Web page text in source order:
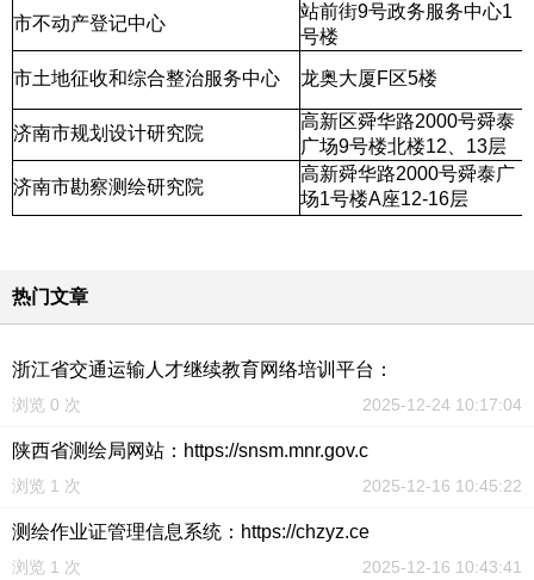
市不动产登记中心
站前街9号政务服务中心1
号楼
市土地征收和综合整治服务中心 龙奥大厦F区5楼
济南市规划设计研究院
高新区舜华路2000号舜泰
广场9号楼北楼12、13层
济南市勘察测绘研究院
高新舜华路2000号舜泰广
场1号楼A座12-16层
热门文章
浙江省交通运输人才继续教育网络培训平台：
浏览 0 次 2025-12-24 10:17:04
陕西省测绘局网站：https://snsm.mnr.gov.c
浏览 1 次 2025-12-16 10:45:22
测绘作业证管理信息系统：https://chzyz.ce
浏览 1 次 2025-12-16 10:43:41